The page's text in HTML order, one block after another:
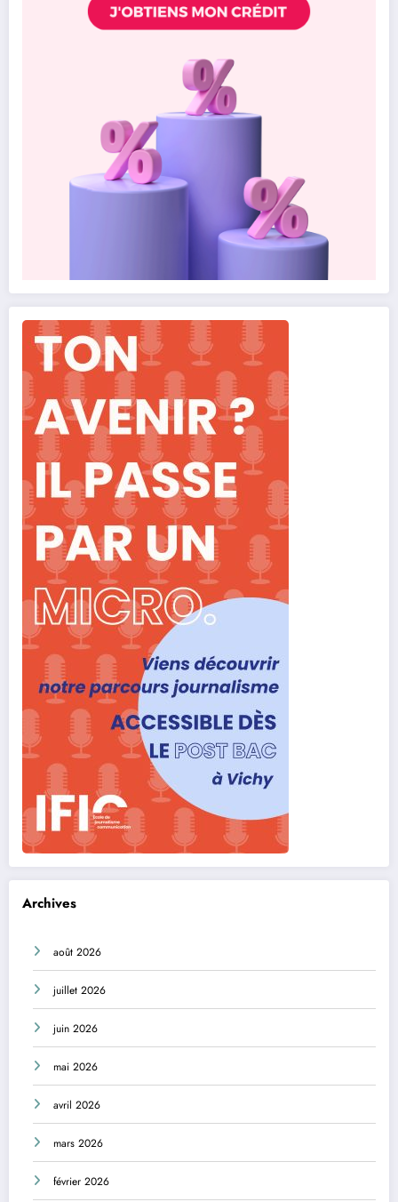
Archives
août 2026
juillet 2026
juin 2026
mai 2026
avril 2026
mars 2026
février 2026